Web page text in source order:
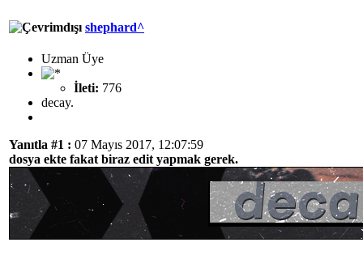
shephard^
Uzman Üye
İleti: 776
decay.
Yanıtla #1 : 07 Mayıs 2017, 12:07:59
dosya ekte fakat biraz edit yapmak gerek.